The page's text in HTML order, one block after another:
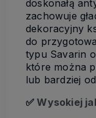
doskonałą
zachowuje
dekoracyjny
do
typu Savarin
które można
lub bardziej
✅Wysokiej